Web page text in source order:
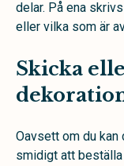
delar. På ena
eller vilka som är
Skicka
Oavsett om du
smidigt att